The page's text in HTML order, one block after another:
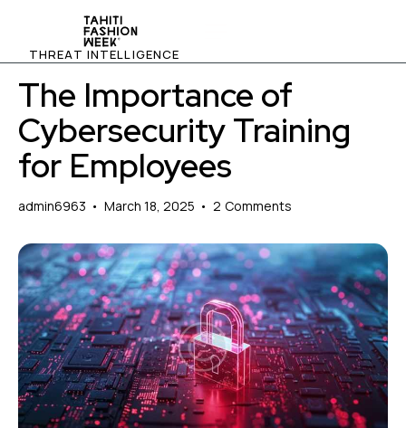
THREAT INTELLIGENCE
The Importance of
Cybersecurity Training
for Employees
admin6963 March 18, 2025 2 Comments